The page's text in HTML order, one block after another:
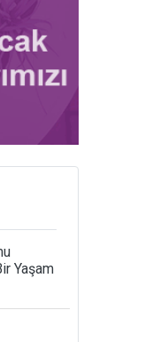
Yaşam